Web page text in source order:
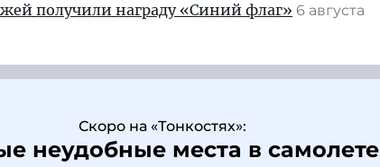
получили награду «Синий флаг» 6 августа
Скоро на «Тонкостях»:
неудобные места в самолете